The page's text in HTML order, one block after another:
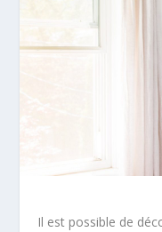
Il est possible de